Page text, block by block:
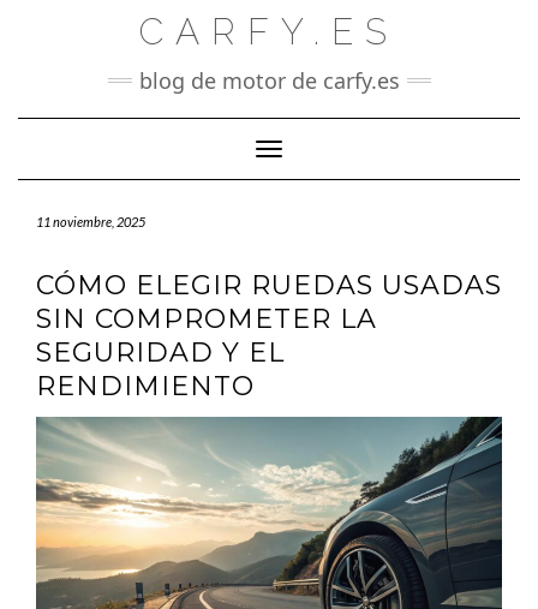
CARFY.ES
blog de motor de carfy.es
Cambiar modo de navegación
11 noviembre, 2025
CÓMO ELEGIR RUEDAS USADAS
SIN COMPROMETER LA
SEGURIDAD Y EL
RENDIMIENTO